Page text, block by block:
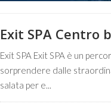
Exit SPA Centro
Exit SPA Exit SPA è un
sorprendere dalle
salata per e...